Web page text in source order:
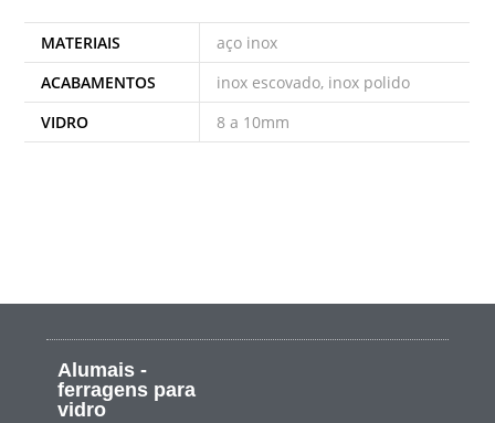
MATERIAIS
aço inox
ACABAMENTOS
inox escovado, inox polido
VIDRO
8 a 10mm
Alumais -
ferragens para
vidro